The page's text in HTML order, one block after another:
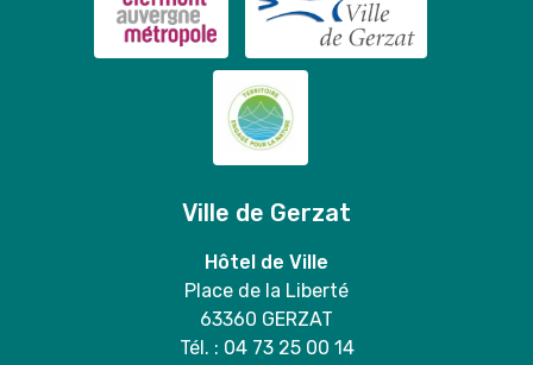
Ville de Gerzat
Hôtel de Ville
Place de la Liberté
63360 GERZAT
Tél. : 04 73 25 00 14